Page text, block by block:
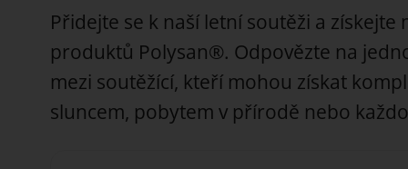
Přidejte se k naší letní soutěži a
produktů Polysan®. Odpovězte na
mezi soutěžící, kteří mohou získat
sluncem, pobytem v přírodě nebo